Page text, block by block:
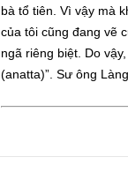
bà tổ tiên. Vì vậy mà
của tôi cũng đang vẽ
ngã riêng biệt. Do
(anatta)”. Sư ông